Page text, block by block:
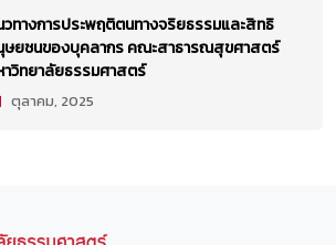
วทางการประพฤติตนทางจริยธรรมและสิทธิ
ษยชนของบุคลากร คณะสาธารณสุขศาสตร์
าวิทยาลัยธรรมศาสตร์
ตุลาคม, 2025